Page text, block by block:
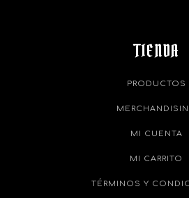
TIENDA
PRODUCTOS
MI CUENTA
MI CARRITO
TÉRMINOS Y